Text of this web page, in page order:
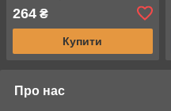
264 ₴
Купити
Про нас